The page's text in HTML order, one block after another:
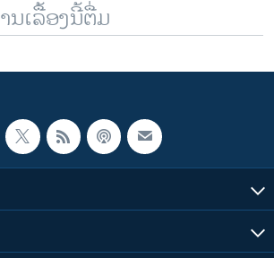
ນເລື້ອງນີ້ຕື່ມ